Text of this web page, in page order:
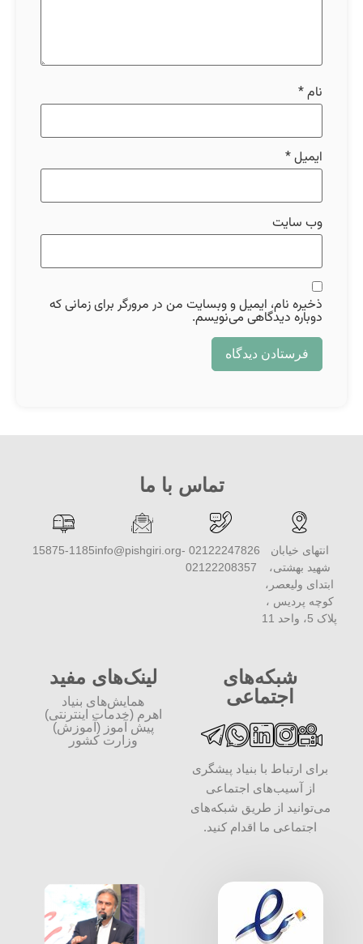
نام*
ایمیل*
وب‌ سایت
ذخیره نام، ایمیل و وبسایت من در مرورگر برای زمانی که
دوباره دیدگاهی می‌نویسم.
تماس با ما
انتهای خیابان
شهید بهشتی،
ابتدای ولیعصر،
کوچه پردیس ،
پلاک 5، واحد 11
02122247826 -
02122208357
info@pishgiri.org
15875-1185
شبکه‌های
اجتماعی
برای ارتباط با بنیاد پیشگری
از آسیب‌های اجتماعی
می‌توانید از طریق شبکه‌‎های
اجتماعی ما اقدام کنید.
لینک‌های مفید
همایش‌های بنیاد
اهرم (خدمات اینترنتی)
پیش آموز (آموزش)
وزارت کشور